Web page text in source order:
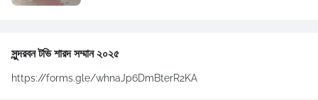
সুন্দরবন টভি শারদ সম্মান ২০২৫
https://forms.gle/whnaJp6DmBterR2KA